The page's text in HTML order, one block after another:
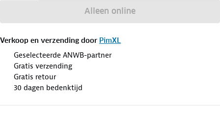
Alleen online
Verkoop en verzending door PimXL
Geselecteerde ANWB-partner
Gratis verzending
Gratis retour
30 dagen bedenktijd